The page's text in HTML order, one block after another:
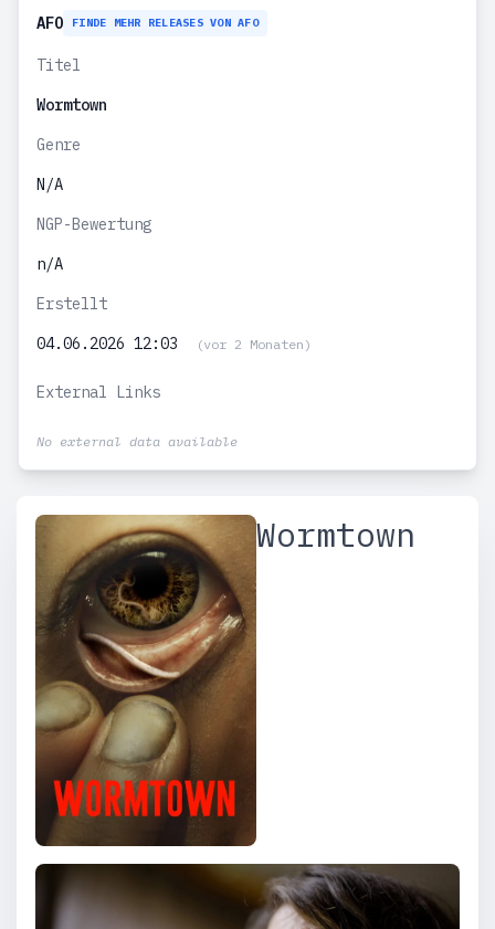
AFO FINDE MEHR RELEASES VON AFO
Titel
Wormtown
Genre
N/A
NGP-Bewertung
n/A
Erstellt
04.06.2026 12:03
(vor 2 Monaten)
External Links
No external data available
Wormtown